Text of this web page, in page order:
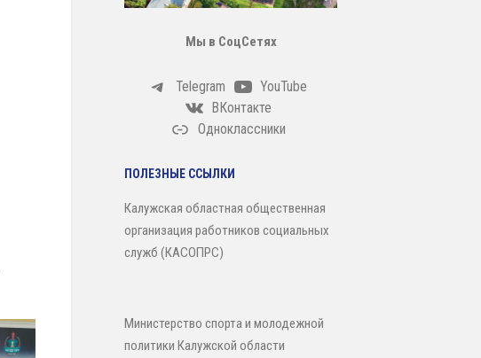
Мы в СоцСетях
Telegram
YouTube
ВКонтакте
Одноклассники
ПОЛЕЗНЫЕ ССЫЛКИ
Калужская областная общественная
организация работников социальных
служб (КАСОПРС)
Министерство спорта и молодежной
политики Калужской области